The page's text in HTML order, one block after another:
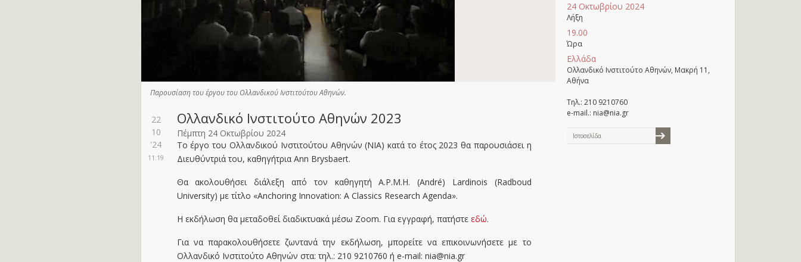
24 Οκτωβρίου 2024
Λήξη
19.00
Ώρα
Ελλάδα
Ολλανδικό Ινστιτούτο Αθηνών, Μακρή 11,
Αθήνα
Τηλ.: 210 9210760
e-mail.: nia@nia.gr
Ιστοσελίδα
Παρουσίαση του έργου του Ολλανδικού Ινστιτούτου Αθηνών.
22
10
'24
11:19
Ολλανδικό Ινστιτούτο Αθηνών 2023
Πέμπτη 24 Οκτωβρίου 2024
Το έργο του Ολλανδικού Ινστιτούτου Αθηνών (ΝΙΑ) κατά το έτος 2023 θα παρουσιάσει η
Διευθύντριά του, καθηγήτρια Ann Brysbaert.
Θα ακολουθήσει διάλεξη από τον καθηγητή A.P.M.H. (André) Lardinois (Radboud
University) με τίτλο «Anchoring Innovation: A Classics Research Agenda».
Η εκδήλωση θα μεταδοθεί διαδικτυακά μέσω Zoom. Για εγγραφή, πατήστε εδώ.
Για να παρακολουθήσετε ζωντανά την εκδήλωση, μπορείτε να επικοινωνήσετε με το
Ολλανδικό Ινστιτούτο Αθηνών στα: τηλ.: 210 9210760 ή e-mail: nia@nia.gr